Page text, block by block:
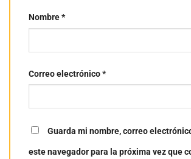
Nombre*
Correo electrónico*
Guarda mi nombre, correo
este navegador para la próxima vez que